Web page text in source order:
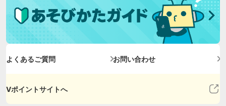
よくあるご質問 お問い合わせ
Vポイントサイトへ